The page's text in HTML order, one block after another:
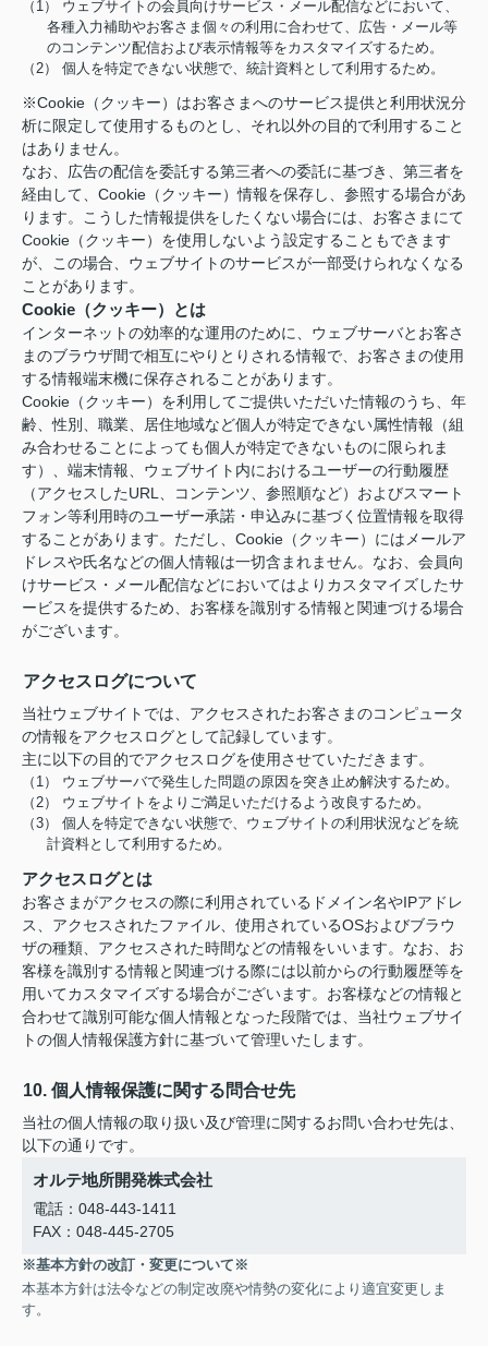
（1） ウェブサイトの会員向けサービス・メール配信などにおいて、
各種入力補助やお客さま個々の利用に合わせて、広告・メール等
のコンテンツ配信および表示情報等をカスタマイズするため。
（2） 個人を特定できない状態で、統計資料として利用するため。
※Cookie（クッキー）はお客さまへのサービス提供と利用状況分
析に限定して使用するものとし、それ以外の目的で利用すること
はありません。
なお、広告の配信を委託する第三者への委託に基づき、第三者を
経由して、Cookie（クッキー）情報を保存し、参照する場合があ
ります。こうした情報提供をしたくない場合には、お客さまにて
Cookie（クッキー）を使用しないよう設定することもできます
が、この場合、ウェブサイトのサービスが一部受けられなくなる
ことがあります。
Cookie（クッキー）とは
インターネットの効率的な運用のために、ウェブサーバとお客さ
まのブラウザ間で相互にやりとりされる情報で、お客さまの使用
する情報端末機に保存されることがあります。
Cookie（クッキー）を利用してご提供いただいた情報のうち、年
齢、性別、職業、居住地域など個人が特定できない属性情報（組
み合わせることによっても個人が特定できないものに限られま
す）、端末情報、ウェブサイト内におけるユーザーの行動履歴
（アクセスしたURL、コンテンツ、参照順など）およびスマート
フォン等利用時のユーザー承諾・申込みに基づく位置情報を取得
することがあります。ただし、Cookie（クッキー）にはメールア
ドレスや氏名などの個人情報は一切含まれません。なお、会員向
けサービス・メール配信などにおいてはよりカスタマイズしたサ
ービスを提供するため、お客様を識別する情報と関連づける場合
がございます。
アクセスログについて
当社ウェブサイトでは、アクセスされたお客さまのコンピュータ
の情報をアクセスログとして記録しています。
主に以下の目的でアクセスログを使用させていただきます。
（1） ウェブサーバで発生した問題の原因を突き止め解決するため。
（2） ウェブサイトをよりご満足いただけるよう改良するため。
（3） 個人を特定できない状態で、ウェブサイトの利用状況などを統
計資料として利用するため。
アクセスログとは
お客さまがアクセスの際に利用されているドメイン名やIPアドレ
ス、アクセスされたファイル、使用されているOSおよびブラウ
ザの種類、アクセスされた時間などの情報をいいます。なお、お
客様を識別する情報と関連づける際には以前からの行動履歴等を
用いてカスタマイズする場合がございます。お客様などの情報と
合わせて識別可能な個人情報となった段階では、当社ウェブサイ
トの個人情報保護方針に基づいて管理いたします。
10. 個人情報保護に関する問合せ先
当社の個人情報の取り扱い及び管理に関するお問い合わせ先は、
以下の通りです。
オルテ地所開発株式会社
電話：048-443-1411
FAX：048-445-2705
※基本方針の改訂・変更について※
本基本方針は法令などの制定改廃や情勢の変化により適宜変更しま
す。